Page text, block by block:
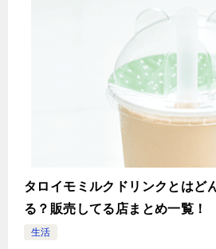
タロイモミルクドリンクとはど
る？販売してる店まとめ一覧！
生活